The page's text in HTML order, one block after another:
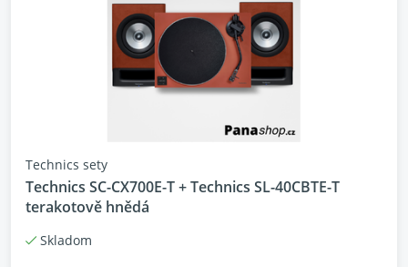
Technics sety
Technics SC-CX700E-T + Technics SL-40CBTE-T
terakotově hnědá
Skladom